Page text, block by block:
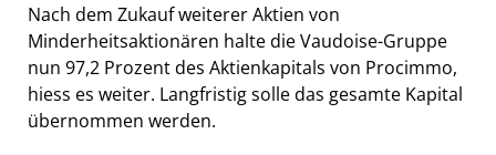
Nach dem Zukauf weiterer Aktien von
Minderheitsaktionären halte die Vaudoise-Gruppe
nun 97,2 Prozent des Aktienkapitals von Procimmo,
hiess es weiter. Langfristig solle das gesamte Kapital
übernommen werden.